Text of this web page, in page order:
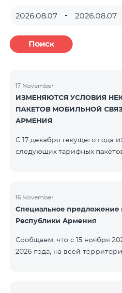
Поиск
17 November
ИЗМЕНЯЮТСЯ УСЛОВИЯ
ПАКЕТОВ МОБИЛЬНОЙ
АРМЕНИЯ
С 17 декабря текущего года
следующих тарифных
Абоненты получат 600 минут
Канады, Beeline РФ и Tele2
минут и 14 ГБ интернета
будет переименован в «Be
пла
16 November
Специальное предложение
Республики Армения
Сообщаем, что с 15 ноября
2026 года, на всей